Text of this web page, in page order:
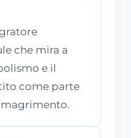
che mira a
e il
come parte